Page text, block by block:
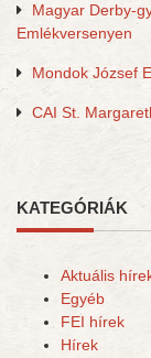
Magyar Derby-
Emlékversenyen
Mondok József
CAI St.
KATEGÓRIÁK
Aktuális
Egyéb
FEI hírek
Hírek